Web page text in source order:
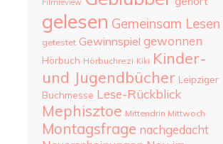
Filmreview
gelesen Gemeinsam Lesen
getestet Gewinnspiel gewonnen
Hörbuch Hörbuchrezi Kiki Kinder-
und Jugendbücher Leipziger
Buchmesse Lese-Rückblick
Mephisztoe Mittendrin Mittwoch
Montagsfrage nachgedacht